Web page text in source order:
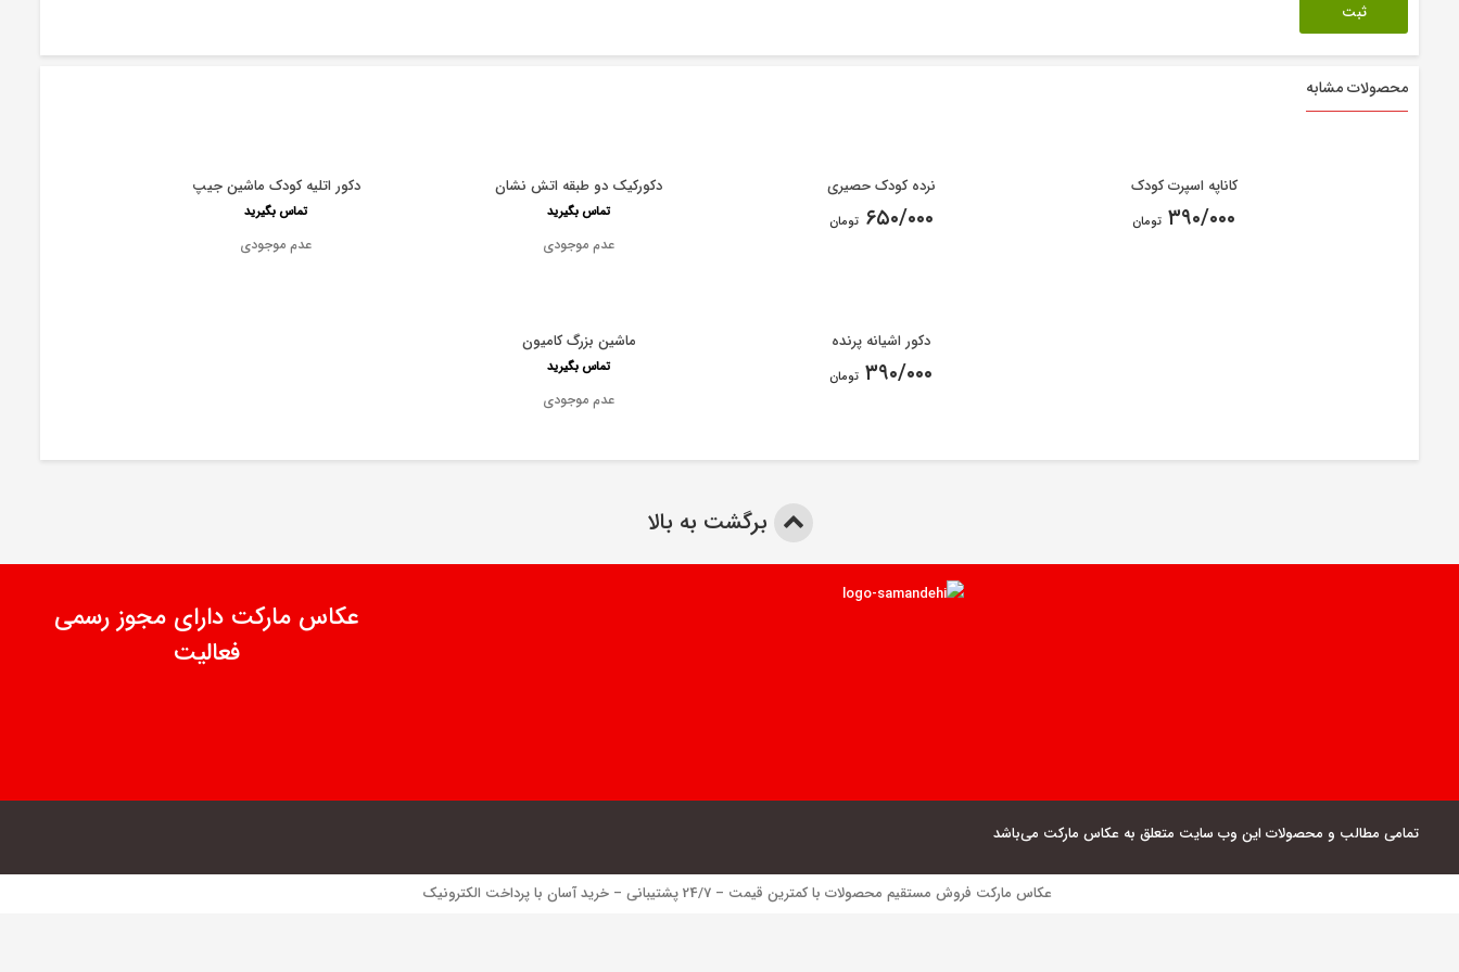
محصولات مشابه
کاناپه اسپرت کودک
۳۹۰/۰۰۰ تومان
نرده کودک حصیری
۶۵۰/۰۰۰ تومان
دکورکیک دو طبقه اتش نشان
تماس بگیرید
عدم موجودی
دکور اتلیه کودک ماشین جیپ
تماس بگیرید
عدم موجودی
دکور اشیانه پرنده
۳۹۰/۰۰۰ تومان
ماشین بزرگ کامیون
تماس بگیرید
عدم موجودی
برگشت به بالا
عکاس مارکت دارای مجوز رسمی
فعالیت
تمامی مطالب و محصولات این وب سایت متعلق به عکاس مارکت می‌باشد
عکاس مارکت فروش مستقیم محصولات با کمترین قیمت – 24/7 پشتیبانی – خرید آسان با پرداخت الکترونیک